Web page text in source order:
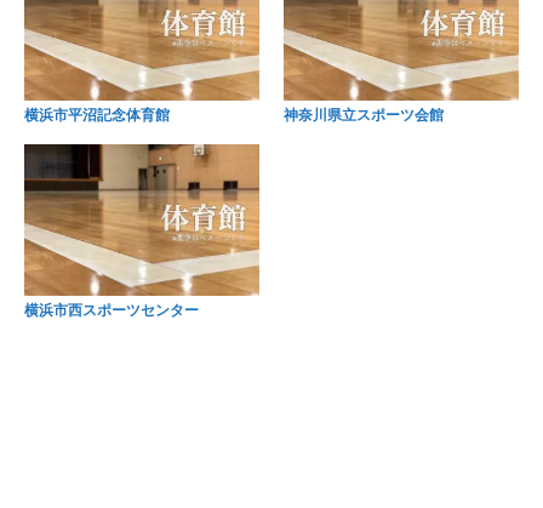
横浜市平沼記念体育館 神奈川県立スポーツ会館
横浜市西スポーツセンター